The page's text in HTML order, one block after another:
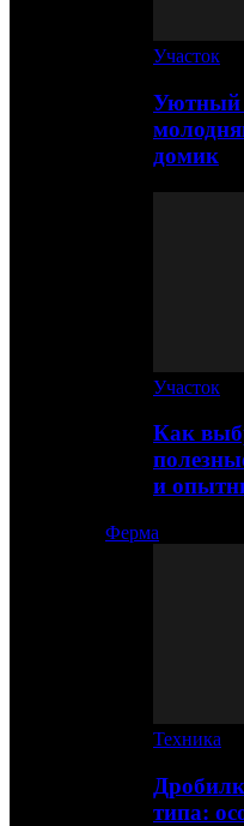
Участок
Уютный
домик
Участок
Как
и
Ферма
Техника
типа: